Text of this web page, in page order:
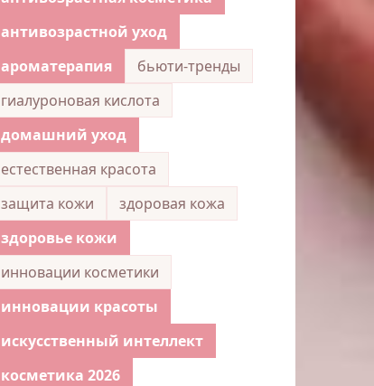
антивозрастной уход
ароматерапия
бьюти-тренды
гиалуроновая кислота
домашний уход
естественная красота
защита кожи
здоровая кожа
здоровье кожи
инновации косметики
инновации красоты
искусственный интеллект
косметика 2026